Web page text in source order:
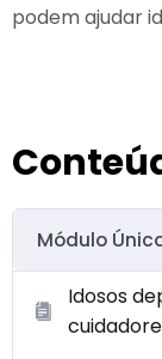
podem ajudar
Módulo
Idosos